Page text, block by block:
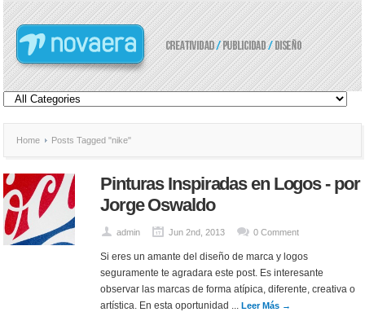
Home Posts Tagged "nike"
Pinturas Inspiradas en Logos - por
Jorge Oswaldo
admin Jun 2nd, 2013 0 Comment
Si eres un amante del diseño de marca y logos
seguramente te agradara este post. Es interesante
observar las marcas de forma atípica, diferente, creativa o
artística. En esta oportunidad ... Leer Más →